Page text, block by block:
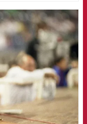
badge